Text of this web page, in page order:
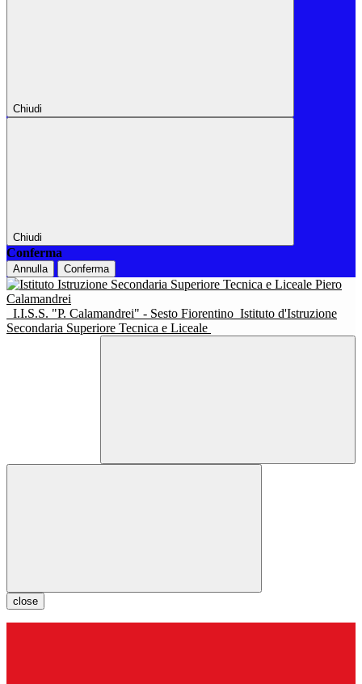
Chiudi
Chiudi
Conferma
Annulla Conferma
I.I.S.S. "P. Calamandrei" - Sesto Fiorentino Istituto d'Istruzione
Secondaria Superiore Tecnica e Liceale
close